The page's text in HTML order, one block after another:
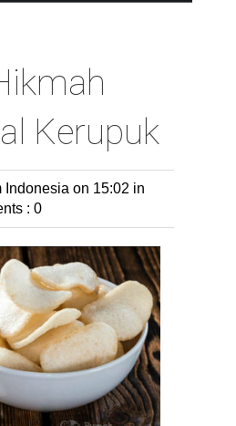
Kerupuk
Indonesia on 15:02 in
: 0